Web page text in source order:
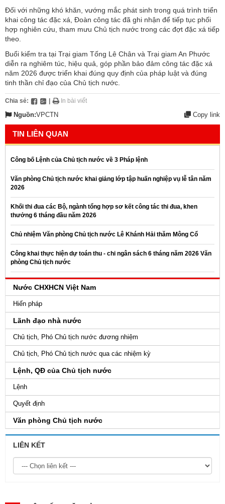
Đối với những khó khăn, vướng mắc phát sinh trong quá trình triển
khai công tác đặc xá, Đoàn công tác đã ghi nhận để tiếp tục phối
hợp nghiên cứu, tham mưu Chủ tịch nước trong các đợt đặc xá tiếp
theo.
Buổi kiểm tra tại Trại giam Tống Lê Chân và Trại giam An Phước
diễn ra nghiêm túc, hiệu quả, góp phần bảo đảm công tác đặc xá
năm 2026 được triển khai đúng quy định của pháp luật và đúng
tinh thần chỉ đạo của Chủ tịch nước.
Chia sẻ: In bài viết
Nguồn:VPCTN Copy link
TIN LIÊN QUAN
Công bố Lệnh của Chủ tịch nước về 3 Pháp lệnh
Văn phòng Chủ tịch nước khai giảng lớp tập huấn nghiệp vụ lễ tân năm
2026
Khối thi đua các Bộ, ngành tổng hợp sơ kết công tác thi đua, khen
thưởng 6 tháng đầu năm 2026
Chủ nhiệm Văn phòng Chủ tịch nước Lê Khánh Hải thăm Mông Cổ
Công khai thực hiện dự toán thu - chi ngân sách 6 tháng năm 2026 Văn
phòng Chủ tịch nước
Nước CHXHCN Việt Nam
Hiến pháp
Lãnh đạo nhà nước
Chủ tịch, Phó Chủ tịch nước đương nhiệm
Chủ tịch, Phó Chủ tịch nước qua các nhiệm kỳ
Lệnh, QĐ của Chủ tịch nước
Lệnh
Quyết định
Văn phòng Chủ tịch nước
LIÊN KẾT